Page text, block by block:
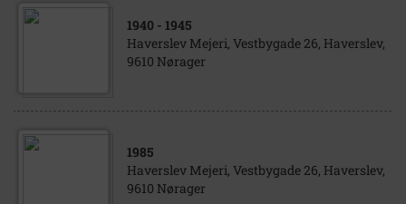
1940 - 1945
Haverslev Mejeri, Vestbygade 26, Haverslev,
9610 Nørager
1985
Haverslev Mejeri, Vestbygade 26, Haverslev,
9610 Nørager